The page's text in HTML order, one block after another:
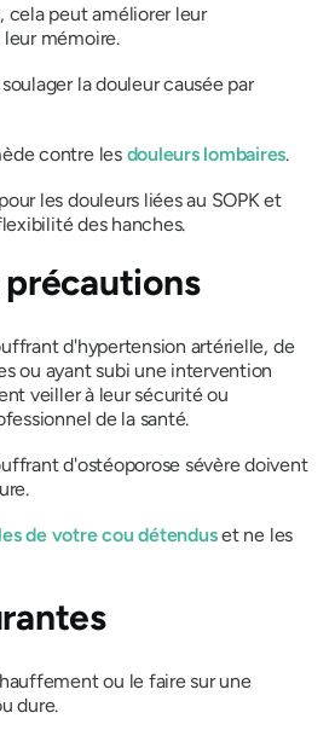
cela peut améliorer leur
mémoire.
la douleur causée par
contre les douleurs lombaires.
les douleurs liées au SOPK et
des hanches.
d'hypertension artérielle, de
ou ayant subi une intervention
veiller à leur sécurité ou
de la santé.
d'ostéoporose sévère doivent
de votre cou détenduset ne les
ou le faire sur une
dure.